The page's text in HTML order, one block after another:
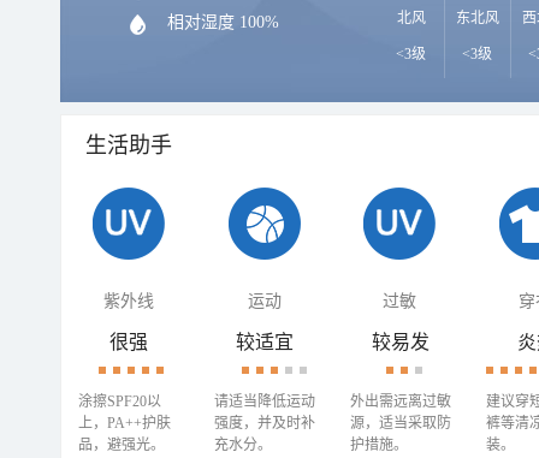
相对湿度 100% 北风
<3级
东北风
<3级
生活助手
紫外线 运动 过敏 穿
很强
涂擦SPF20以
上，PA++护肤
品，避强光。
较适宜
请适当降低运动
强度，并及时补
充水分。
较易发
外出需远离过敏
源，适当采取防
护措施。
建议穿
裤等清
装。